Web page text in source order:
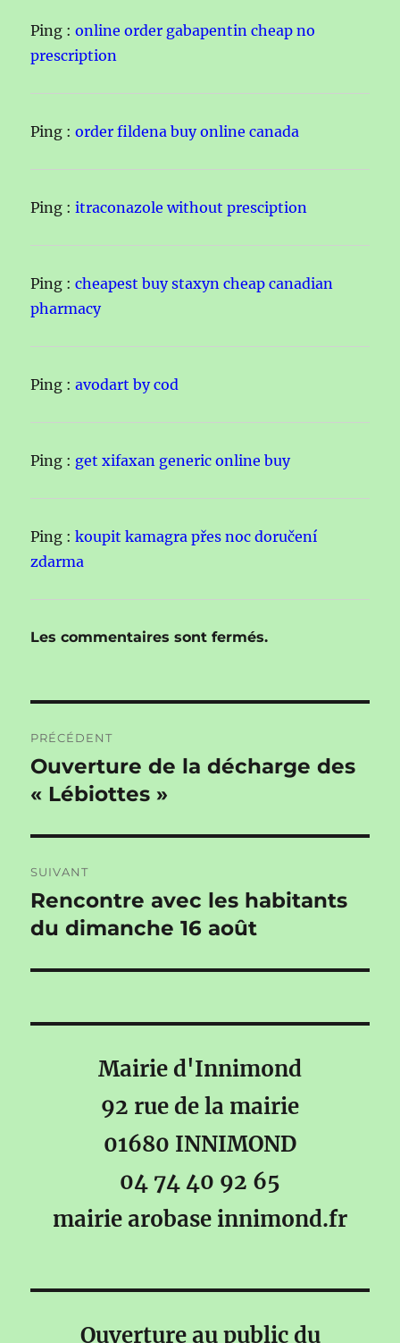
Ping :online order gabapentin cheap no
prescription
Ping :order fildena buy online canada
Ping :itraconazole without presciption
Ping :cheapest buy staxyn cheap canadian
pharmacy
Ping :avodart by cod
Ping : get xifaxan generic online buy
Ping :koupit kamagra přes noc doručení
zdarma
Les commentaires sont fermés.
de
l’article
PRÉCÉDENT
Publication
précédente :
Ouverture de la décharge des
« Lébiottes »
SUIVANT
Publication
suivante :
Rencontre avec les habitants
du dimanche 16 août
Mairie d'Innimond
92 rue de la mairie
01680 INNIMOND
04 74 40 92 65
mairie arobase innimond.fr
Ouverture au public du